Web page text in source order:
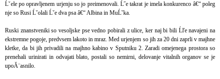
Ĺˇele po opravljenem urjenju so jo preimenovali. Ĺ˝e takrat je imela konkurenco â€“ poleg
nje so Rusi Ĺˇolali Ĺˇe dva psa â€“ Albina in MuĹˇka.
Ruski znanstveniki so vesoljske pse vedno pobirali z ulice, ker naj bi bili Ĺľe navajeni na
ekstremne pogoje, predvsem lakoto in mraz. Med urjenjem so jih za 20 dni zaprli v majhne
kletke, da bi jih privadili na majhno kabino v Sputniku 2. Zaradi omejenega prostora so
prenehali urinirati in odvajati blato, postali so nemirni, delovanje vitalnih organov se je
upoĂ¨asnilo.